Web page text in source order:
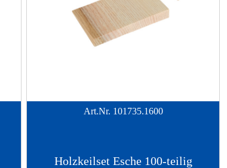
Art.Nr. 101735.1600
Holzkeilset Esche 100-teilig